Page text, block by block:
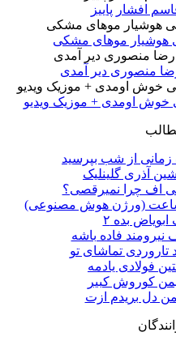
افشار پاییز
هوشیار موهای مشکی
منصوری دیر آمدی
خوش اومدی + موزیک ویدیو
زمانی از شب بپرسید
آذری گلینلیک
اف چرا نمیرقصی؟
ساعت (ورژن هوش مصنوعی)
ابویاض بده ۲
نیرومند فاده باشه
تاروردی تماشای تو
فولادی یادمه
کوروش کبیر
دل بریدم ازت